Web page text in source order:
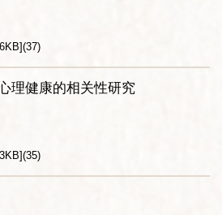
](37)
理健康的相关性研究
](35)